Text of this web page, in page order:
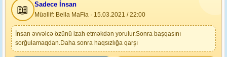
📖 Sadece İnsan
Müəllif: Bella MaFia · 15.03.2021 / 22:00
İnsan əvvəlcə özünü izah etməkdən yorulur.Sonra başqasını
sorğulamaqdan.Daha sonra haqsızlığa qarşı